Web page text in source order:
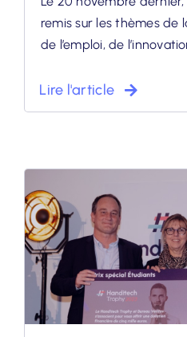
remis sur les thèmes de
de l’emploi, de
Lire l'article